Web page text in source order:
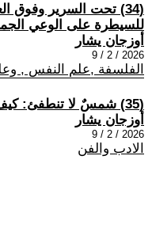
(34) تحت السرير وفوق
للسيطرة على الوعي
أوزجان يشار
2026 / 2 / 9
الفلسفة ,علم النفس ,
(35) شمسٌ لا تنطفئ: كيف يصير الخذلان باباً للنور
أوزجان يشار
2026 / 2 / 9
الادب والفن